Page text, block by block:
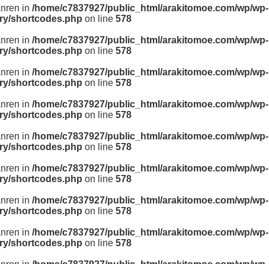
in /home/c7837927/public_html/arakitomoe.com/wp/wp-
shortcodes.php on line 578
in /home/c7837927/public_html/arakitomoe.com/wp/wp-
shortcodes.php on line 578
in /home/c7837927/public_html/arakitomoe.com/wp/wp-
shortcodes.php on line 578
in /home/c7837927/public_html/arakitomoe.com/wp/wp-
shortcodes.php on line 578
in /home/c7837927/public_html/arakitomoe.com/wp/wp-
shortcodes.php on line 578
in /home/c7837927/public_html/arakitomoe.com/wp/wp-
shortcodes.php on line 578
in /home/c7837927/public_html/arakitomoe.com/wp/wp-
shortcodes.php on line 578
in /home/c7837927/public_html/arakitomoe.com/wp/wp-
shortcodes.php on line 578